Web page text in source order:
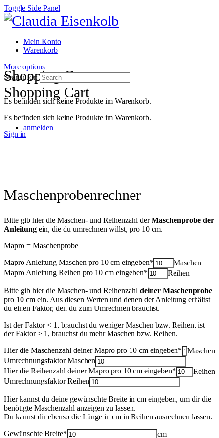
Toggle Side Panel
Mein Konto
Warenkorb
More options
Shopping Cart
Es befinden sich keine Produkte im Warenkorb.
Sign in
Shopping Cart
Es befinden sich keine Produkte im Warenkorb.
Search for:
anmelden
Maschenprobenrechner
Bitte gib hier die Maschen- und Reihenzahl derMaschenprobe der
Anleitung ein, die du umrechnen willst, pro 10 cm.
Mapro = Maschenprobe
Mapro Anleitung Maschen pro 10 cm eingeben*
Maschen
Mapro Anleitung Reihen pro 10 cm eingeben*
Reihen
Bitte gib hier die Maschen- und Reihenzahl deiner Maschenprobe
pro 10 cm ein. Aus diesen Werten und denen der Anleitung erhältst
du einen Faktor, den du zum Umrechnen brauchst.
Ist der Faktor < 1, brauchst du weniger Maschen bzw. Reihen, ist
der Faktor > 1, brauchst du mehr Maschen bzw. Reihen.
Hier die Maschenzahl deiner Mapro pro 10 cm eingeben*
Maschen
Umrechnungsfaktor Maschen
Hier die Reihenzahl deiner Mapro pro 10 cm eingeben*
Reihen
Umrechnungsfaktor Reihen
Hier kannst du deine gewünschte Breite in cm eingeben, um dir die
benötigte Maschenzahl anzeigen zu lassen.
Du kannst dir ebenso die Länge in cm in Reihen ausrechnen lassen.
Gewünschte Breite*
cm